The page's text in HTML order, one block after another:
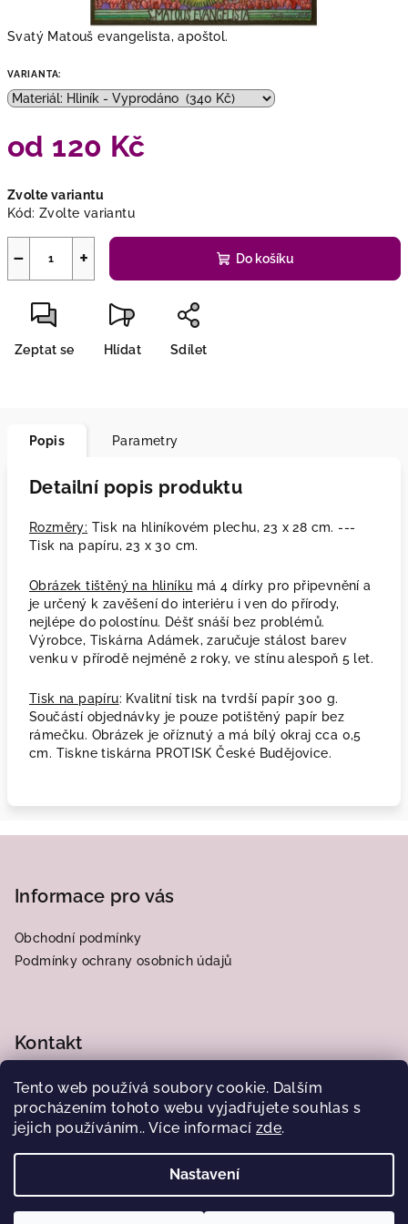
Tento web používá soubory cookie. Dalším
procházením tohoto webu vyjadřujete souhlas s
jejich používáním.. Více informací zde.
Nastavení
Svatý Matouš evangelista, apoštol.
VARIANTA:
od 120 Kč
cena:
Zvolte variantu
Kód: Zvolte variantu
+
− Do košíku
Zeptat se Hlídat Sdílet
Popis Parametry
Detailní popis produktu
Rozměry: Tisk na hliníkovém plechu, 23 x 28 cm. ---
Tisk na papíru, 23 x 30 cm.
Obrázek tištěný na hliníku má 4 dírky pro připevnění a
je určený k zavěšení do interiéru i ven do přírody,
nejlépe do polostínu. Déšť snáší bez problémů.
Výrobce, Tiskárna Adámek, zaručuje stálost barev
venku v přírodě nejméně 2 roky, ve stínu alespoň 5 let.
Tisk na papíru: Kvalitní tisk na tvrdší papír 300 g.
Součástí objednávky je pouze potištěný papír bez
rámečku. Obrázek je oříznutý a má bílý okraj cca 0,5
cm. Tiskne tiskárna PROTISK České Budějovice.
Informace pro vás
Obchodní podmínky
Podmínky ochrany osobních údajů
Kontakt
frantiska.j@centrum.cz
776564185
vyhrazena.